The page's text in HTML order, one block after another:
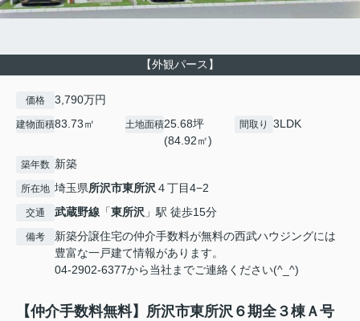
【外観パース】
価格 3,790万円
建物面積83.73㎡ 土地面積25.68坪
(84.92㎡)
間取り 3LDK
築年数 新築
所在地 埼玉県所沢市東所沢４丁目4−2
交通 武蔵野線 「東所沢 」駅 徒歩15分
備考
新築分譲住宅の仲介手数料が無料の西武ハウジングには
豊富な一戸建て情報があります。
04-2902-6377から当社までご連絡ください(^_^)
【仲介手数料無料】所沢市東所沢６期全３棟Ａ号